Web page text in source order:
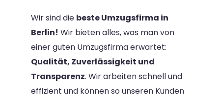
Wir sind die beste Umzugsfirma in
Berlin! Wir bieten alles, was man von
einer guten Umzugsfirma erwartet:
Qualität, Zuverlässigkeit und
Transparenz. Wir arbeiten schnell und
effizient und können so unseren Kunden